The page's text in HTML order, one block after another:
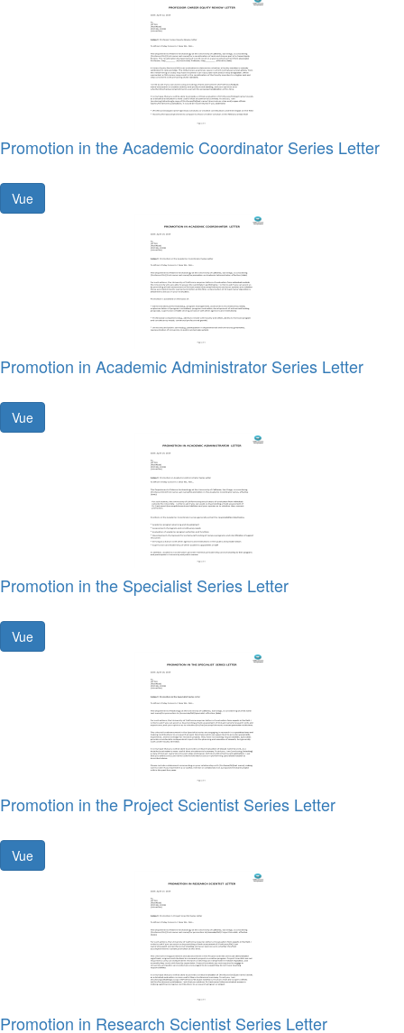
Promotion in the Academic Coordinator Series Letter
Vue
Promotion in Academic Administrator Series Letter
Vue
Promotion in the Specialist Series Letter
Vue
Promotion in the Project Scientist Series Letter
Vue
Promotion in Research Scientist Series Letter